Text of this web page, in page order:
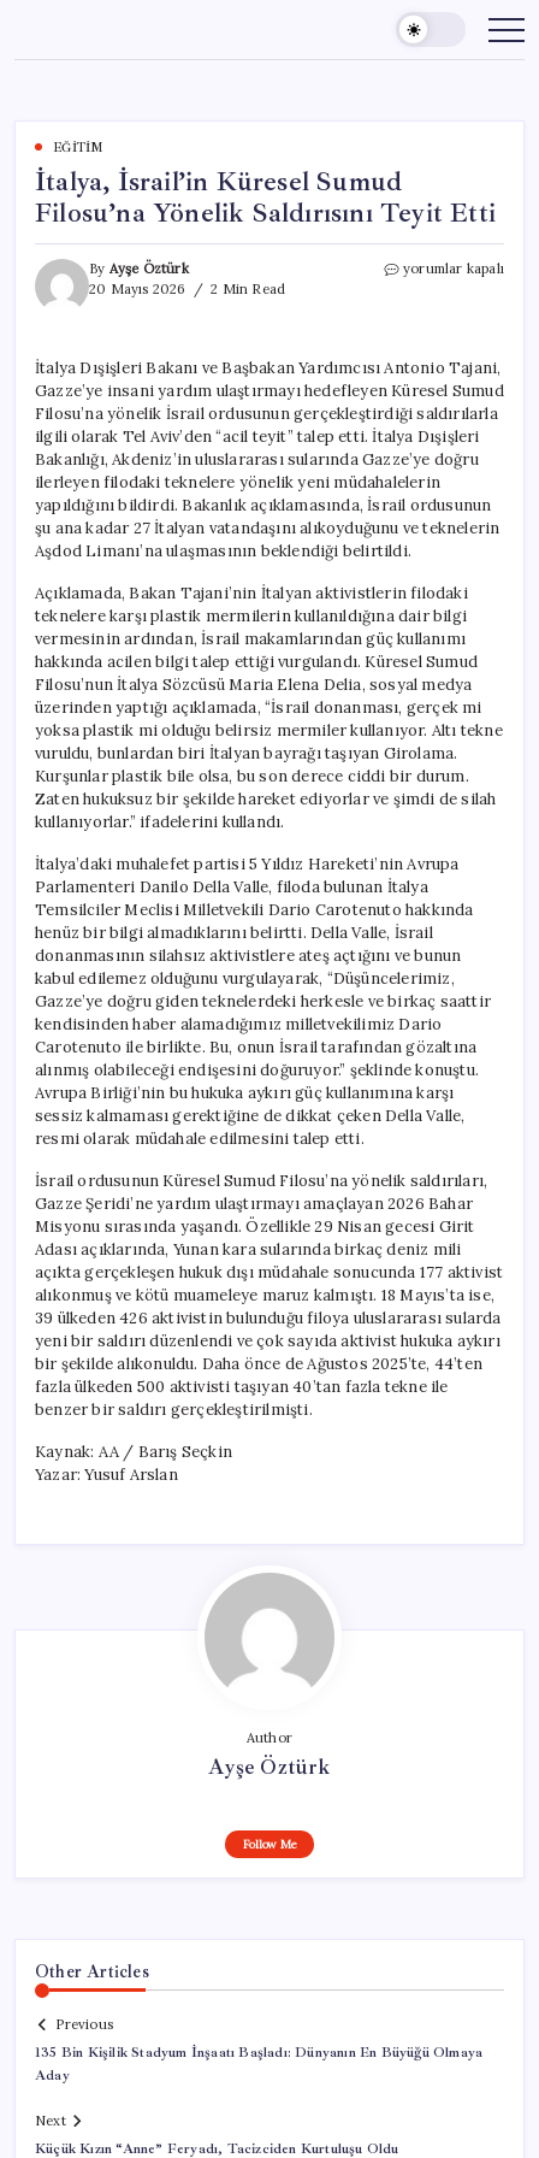
content
EĞITIM
İtalya, İsrail’in Küresel Sumud
Filosu’na Yönelik Saldırısını Teyit Etti
By Ayşe Öztürk
20 Mayıs 2026
2 Min Read
İtalya,
Yönelik
Saldırısını
Teyit
Etti
için
yorumlar kapalı
İtalya Dışişleri Bakanı ve Başbakan Yardımcısı Antonio Tajani,
Gazze’ye insani yardım ulaştırmayı hedefleyen Küresel Sumud
Filosu’na yönelik İsrail ordusunun gerçekleştirdiği saldırılarla
ilgili olarak Tel Aviv’den “acil teyit” talep etti. İtalya Dışişleri
Bakanlığı, Akdeniz’in uluslararası sularında Gazze’ye doğru
ilerleyen filodaki teknelere yönelik yeni müdahalelerin
yapıldığını bildirdi. Bakanlık açıklamasında, İsrail ordusunun
şu ana kadar 27 İtalyan vatandaşını alıkoyduğunu ve teknelerin
Aşdod Limanı’na ulaşmasının beklendiği belirtildi.
Açıklamada, Bakan Tajani’nin İtalyan aktivistlerin filodaki
teknelere karşı plastik mermilerin kullanıldığına dair bilgi
vermesinin ardından, İsrail makamlarından güç kullanımı
hakkında acilen bilgi talep ettiği vurgulandı. Küresel Sumud
Filosu’nun İtalya Sözcüsü Maria Elena Delia, sosyal medya
üzerinden yaptığı açıklamada, “İsrail donanması, gerçek mi
yoksa plastik mi olduğu belirsiz mermiler kullanıyor. Altı tekne
vuruldu, bunlardan biri İtalyan bayrağı taşıyan Girolama.
Kurşunlar plastik bile olsa, bu son derece ciddi bir durum.
Zaten hukuksuz bir şekilde hareket ediyorlar ve şimdi de silah
kullanıyorlar.” ifadelerini kullandı.
İtalya’daki muhalefet partisi 5 Yıldız Hareketi’nin Avrupa
Parlamenteri Danilo Della Valle, filoda bulunan İtalya
Temsilciler Meclisi Milletvekili Dario Carotenuto hakkında
henüz bir bilgi almadıklarını belirtti. Della Valle, İsrail
donanmasının silahsız aktivistlere ateş açtığını ve bunun
kabul edilemez olduğunu vurgulayarak, “Düşüncelerimiz,
Gazze’ye doğru giden teknelerdeki herkesle ve birkaç saattir
kendisinden haber alamadığımız milletvekilimiz Dario
Carotenuto ile birlikte. Bu, onun İsrail tarafından gözaltına
alınmış olabileceği endişesini doğuruyor.” şeklinde konuştu.
Avrupa Birliği’nin bu hukuka aykırı güç kullanımına karşı
sessiz kalmaması gerektiğine de dikkat çeken Della Valle,
resmi olarak müdahale edilmesini talep etti.
İsrail ordusunun Küresel Sumud Filosu’na yönelik saldırıları,
Gazze Şeridi’ne yardım ulaştırmayı amaçlayan 2026 Bahar
Misyonu sırasında yaşandı. Özellikle 29 Nisan gecesi Girit
Adası açıklarında, Yunan kara sularında birkaç deniz mili
açıkta gerçekleşen hukuk dışı müdahale sonucunda 177 aktivist
alıkonmuş ve kötü muameleye maruz kalmıştı. 18 Mayıs’ta ise,
39 ülkeden 426 aktivistin bulunduğu filoya uluslararası sularda
yeni bir saldırı düzenlendi ve çok sayıda aktivist hukuka aykırı
bir şekilde alıkonuldu. Daha önce de Ağustos 2025’te, 44’ten
fazla ülkeden 500 aktivisti taşıyan 40’tan fazla tekne ile
benzer bir saldırı gerçekleştirilmişti.
Kaynak: AA / Barış Seçkin
Yazar: Yusuf Arslan
Author
Ayşe Öztürk
Follow Me
Other Articles
Previous
135 Bin Kişilik Stadyum İnşaatı Başladı: Dünyanın En Büyüğü Olmaya
Aday
Next
Küçük Kızın “Anne” Feryadı, Tacizciden Kurtuluşu Oldu